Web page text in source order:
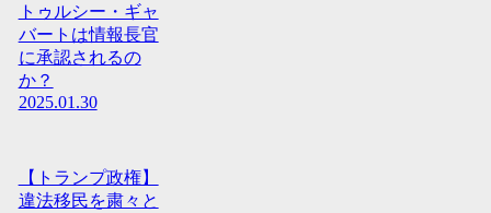
トゥルシー・ギャ
バートは情報長官
に承認されるの
か？
2025.01.30
【トランプ政権】
違法移民を粛々と